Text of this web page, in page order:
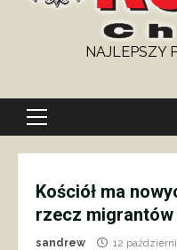
NAJLEPSZY
Primary
Kościół ma
rzecz
sandrew 12